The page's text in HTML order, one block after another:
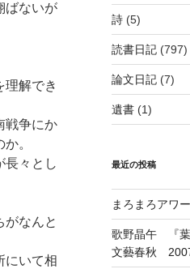
ばないが
理解でき
戦争にか
。
長々とし
がなんと
にいて相
詩(5)
読書日記(797)
論文日記(7)
遺書(1)
最近の投稿
まろまろアワ
歌野晶午 『
文藝春秋